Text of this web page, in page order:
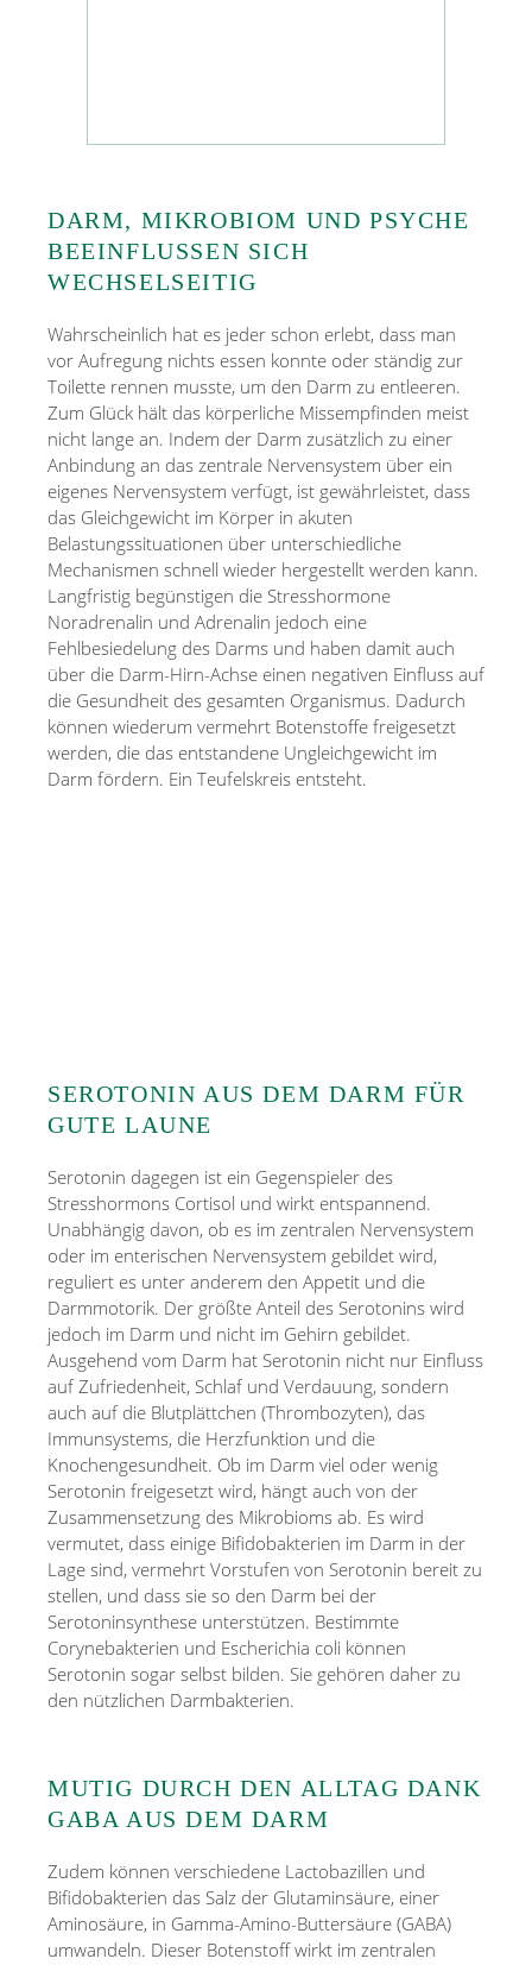
DARM, MIKROBIOM UND PSYCHE
BEEINFLUSSEN SICH
WECHSELSEITIG
Wahrscheinlich hat es jeder schon erlebt, dass man
vor Aufregung nichts essen konnte oder ständig zur
Toilette rennen musste, um den Darm zu entleeren.
Zum Glück hält das körperliche Missempfinden meist
nicht lange an. Indem der Darm zusätzlich zu einer
Anbindung an das zentrale Nervensystem über ein
eigenes Nervensystem verfügt, ist gewährleistet, dass
das Gleichgewicht im Körper in akuten
Belastungssituationen über unterschiedliche
Mechanismen schnell wieder hergestellt werden kann.
Langfristig begünstigen die Stresshormone
Noradrenalin und Adrenalin jedoch eine
Fehlbesiedelung des Darms und haben damit auch
über die Darm-Hirn-Achse einen negativen Einfluss auf
die Gesundheit des gesamten Organismus. Dadurch
können wiederum vermehrt Botenstoffe freigesetzt
werden, die das entstandene Ungleichgewicht im
Darm fördern. Ein Teufelskreis entsteht.
SEROTONIN AUS DEM DARM FÜR
GUTE LAUNE
Serotonin dagegen ist ein Gegenspieler des
Stresshormons Cortisol und wirkt entspannend.
Unabhängig davon, ob es im zentralen Nervensystem
oder im enterischen Nervensystem gebildet wird,
reguliert es unter anderem den Appetit und die
Darmmotorik. Der größte Anteil des Serotonins wird
jedoch im Darm und nicht im Gehirn gebildet.
Ausgehend vom Darm hat Serotonin nicht nur Einfluss
auf Zufriedenheit, Schlaf und Verdauung, sondern
auch auf die Blutplättchen (Thrombozyten), das
Immunsystems, die Herzfunktion und die
Knochengesundheit. Ob im Darm viel oder wenig
Serotonin freigesetzt wird, hängt auch von der
Zusammensetzung des Mikrobioms ab. Es wird
vermutet, dass einige Bifidobakterien im Darm in der
Lage sind, vermehrt Vorstufen von Serotonin bereit zu
stellen, und dass sie so den Darm bei der
Serotoninsynthese unterstützen. Bestimmte
Corynebakterien und Escherichia coli können
Serotonin sogar selbst bilden. Sie gehören daher zu
den nützlichen Darmbakterien.
MUTIG DURCH DEN ALLTAG DANK
GABA AUS DEM DARM
Zudem können verschiedene Lactobazillen und
Bifidobakterien das Salz der Glutaminsäure, einer
Aminosäure, in Gamma-Amino-Buttersäure (GABA)
umwandeln. Dieser Botenstoff wirkt im zentralen